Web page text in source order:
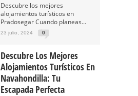
Descubre los mejores
alojamientos turísticos en
Pradosegar Cuando planeas...
23 julio, 2024 0
Descubre Los Mejores
Alojamientos Turísticos En
Navahondilla: Tu
Escapada Perfecta